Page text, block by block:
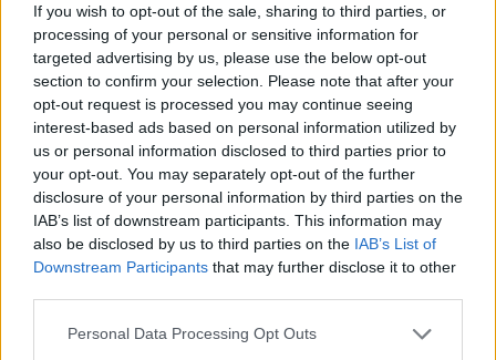
If you wish to opt-out of the sale, sharing to third parties, or
processing of your personal or sensitive information for
targeted advertising by us, please use the below opt-out
section to confirm your selection. Please note that after your
opt-out request is processed you may continue seeing
interest-based ads based on personal information utilized by
us or personal information disclosed to third parties prior to
your opt-out. You may separately opt-out of the further
disclosure of your personal information by third parties on the
IAB’s list of downstream participants. This information may
also be disclosed by us to third parties on the IAB’s List of
Downstream Participants that may further disclose it to other
Please note that this website/app uses one or more Google
Personal Data Processing Opt Outs
hanem a felnőttek számára is szórakoztató
élményt nyújt.
Rendező: Lőrinczi Máthé Rozália, zenei
vezető: Strausz Imre István, díszlet: László
Ildikó és Lőrinczi Máthé Rozália
Előadják a II. éves alapképzős bábszínész
szakos hallgatók (Albert Zsuzsanna, Dávid
Áron, Kádár Noémi, Mihály Csongor, Nagy
Dóra, Szilasi Eszter Júlia, Szilvai Balázs) és a II.
éves magiszteri bábszínész szakos hallgatók
(Gáll Ágnes, Gnadig Kornélia, Hanyecz
Debelka Róbart, Lukács Szilárd, Szabó Dániel,
Szőke Kavinszki András)